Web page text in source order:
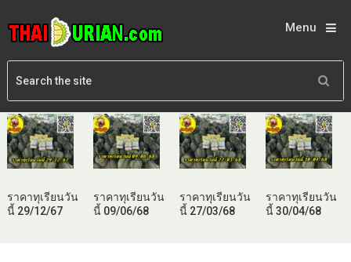
Menu
ราคาทุเรียนวัน
นี้ 29/12/67
ราคาทุเรียนวัน
นี้ 09/06/68
ราคาทุเรียนวัน
นี้ 27/03/68
ราคาทุเรียนวัน
นี้ 30/04/68